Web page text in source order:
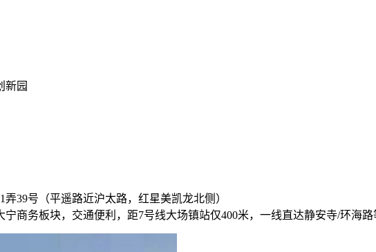
新园
39号（平遥路近沪太路，红星美凯龙北侧）
商务板块，交通便利，距7号线大场镇站仅400米，一线直达静安寺/环海路